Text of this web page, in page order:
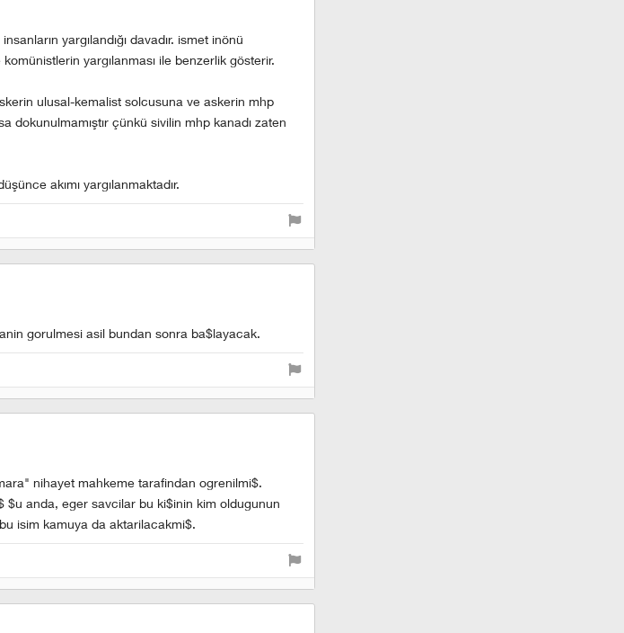
yargılandığı davadır. ismet inönü
yargılanması ile benzerlik gösterir.
ulusal-kemalist solcusuna ve askerin mhp
dokunulmamıştır çünkü sivilin mhp kanadı zaten
akımı yargılanmaktadır.
gorulmesi asil bundan sonra ba$layacak.
nihayet mahkeme tarafindan ogrenilmi$.
anda, eger savcilar bu ki$inin kim oldugunun
isim kamuya da aktarilacakmi$.